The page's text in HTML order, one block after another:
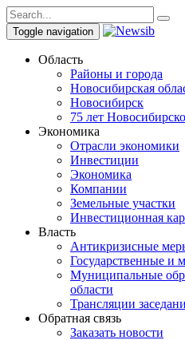
Toggle navigation
Область
Районы и города
Новосибирская
Новосибирск
75 лет
Экономика
Отрасли экономики
Инвестиции
Экономика
Компании
Земельные участки
Инвестиционная
Власть
Антикризисные
Государственные и
Муниципальные
области
Трансляции
Обратная связь
Заказать новости